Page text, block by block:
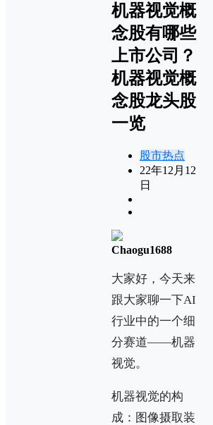
机器视觉概
念股有哪些
上市公司？
机器视觉概
念股龙头股
一览
股市热点
22年12月12
日
Chaogu1688
大家好，今天来
跟大家聊一下AI
行业中的一个细
分赛道——机器
视觉。
机器视觉的构
成：图像摄取装